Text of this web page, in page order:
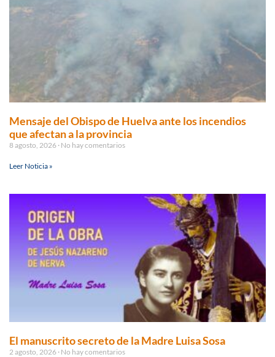
Mensaje del Obispo de Huelva ante los incendios
que afectan a la provincia
8 agosto, 2026 No hay comentarios
Leer Noticia »
El manuscrito secreto de la Madre Luisa Sosa
2 agosto, 2026 No hay comentarios